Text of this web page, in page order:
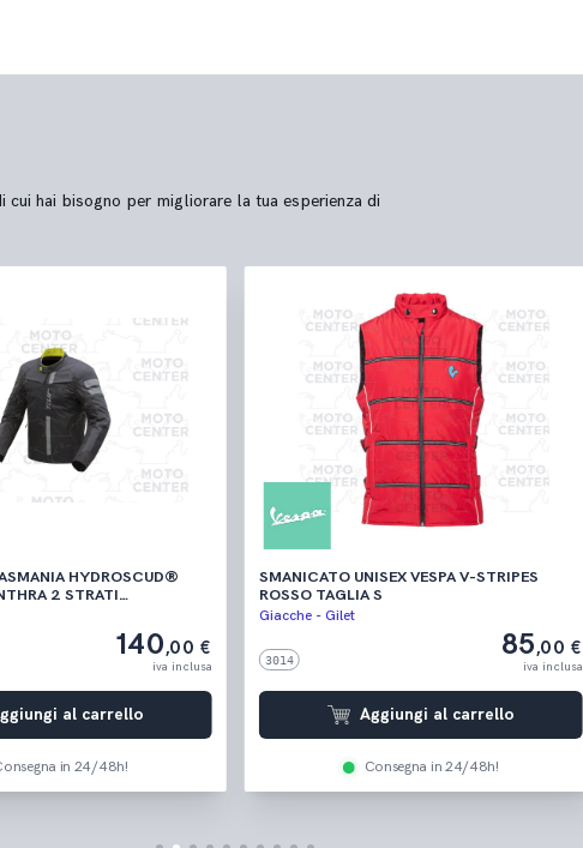
hai bisogno per migliorare la tua esperienza di
HYDROSCUD®
2 STRATI
XL
140,00 €
iva inclusa
al carrello
in 24/48h!
SMANICATO UNISEX VESPA V-STRIPES
ROSSO TAGLIA S
Giacche - Gilet
3014 85,00 €
iva inclusa
Aggiungi al carrello
Consegna in 24/48h!